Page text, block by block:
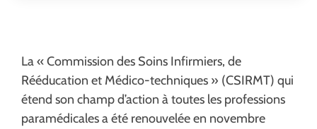
La « Commission des Soins Infirmiers, de
Rééducation et Médico-techniques » (CSIRMT) qui
étend son champ d’action à toutes les professions
paramédicales a été renouvelée en novembre